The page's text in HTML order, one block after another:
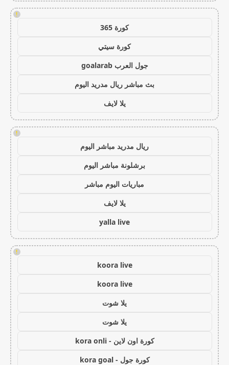
!
كورة 365
كورة سيتي
جول العرب goalarab
بث مباشر ريال مدريد اليوم
يلا لايف
!
ريال مدريد مباشر اليوم
برشلونة مباشر اليوم
مباريات اليوم مباشر
يلا لايف
yalla live
!
koora live
koora live
يلا شوت
يلا شوت
كورة اون لاين - kora onli
كورة جول - kora goal